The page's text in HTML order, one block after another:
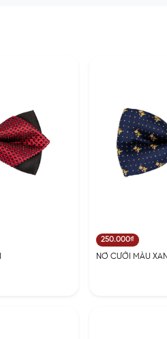
250.000₫
NƠ CƯỚI MÀU